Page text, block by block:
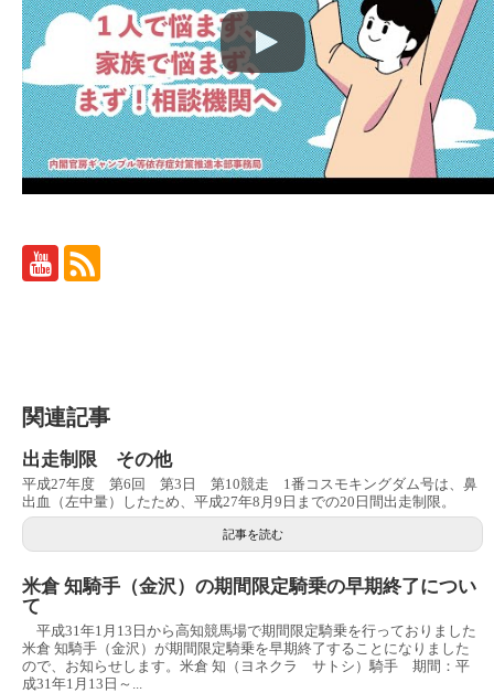
関連記事
出走制限 その他
平成27年度 第6回 第3日 第10競走 1番コスモキングダム号は、鼻
出血（左中量）したため、平成27年8月9日までの20日間出走制限。
記事を読む
米倉 知騎手（金沢）の期間限定騎乗の早期終了につい
て
平成31年1月13日から高知競馬場で期間限定騎乗を行っておりました
米倉 知騎手（金沢）が期間限定騎乗を早期終了することになりました
ので、お知らせします。米倉 知（ヨネクラ サトシ）騎手 期間：平
成31年1月13日～...